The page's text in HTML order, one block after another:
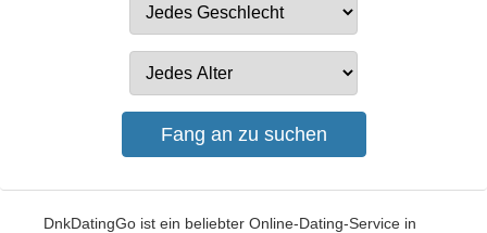
DnkDatingGo ist ein beliebter Online-Dating-Service in